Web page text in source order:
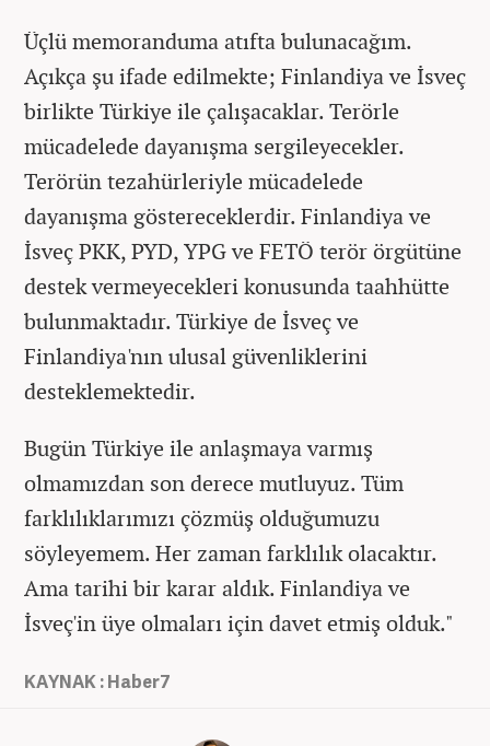
Üçlü memoranduma atıfta bulunacağım.
Açıkça şu ifade edilmekte; Finlandiya ve İsveç
birlikte Türkiye ile çalışacaklar. Terörle
mücadelede dayanışma sergileyecekler.
Terörün tezahürleriyle mücadelede
dayanışma göstereceklerdir. Finlandiya ve
İsveç PKK, PYD, YPG ve FETÖ terör örgütüne
destek vermeyecekleri konusunda taahhütte
bulunmaktadır. Türkiye de İsveç ve
Finlandiya'nın ulusal güvenliklerini
desteklemektedir.
Bugün Türkiye ile anlaşmaya varmış
olmamızdan son derece mutluyuz. Tüm
farklılıklarımızı çözmüş olduğumuzu
söyleyemem. Her zaman farklılık olacaktır.
Ama tarihi bir karar aldık. Finlandiya ve
İsveç'in üye olmaları için davet etmiş olduk."
KAYNAK : Haber7